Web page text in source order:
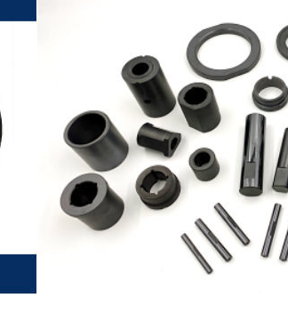
碳化矽機械軸封